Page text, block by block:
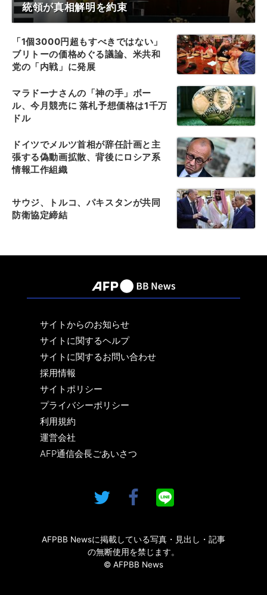
統領が真相解明を約束
「1個3000円超もすべきではない」
ブリトーの価格めぐる議論、米共和
党の「内戦」に発展
マラドーナさんの「神の手」ボー
ル、今月競売に 落札予想価格は1千万
ドル
ドイツでメルツ首相が辞任計画と主
張する偽動画拡散、背後にロシア系
情報工作組織
サウジ、トルコ、パキスタンが共同
防衛協定締結
サイトからのお知らせ
サイトに関するヘルプ
サイトに関するお問い合わせ
採用情報
サイトポリシー
プライバシーポリシー
利用規約
運営会社
AFP通信会長ごあいさつ
AFPBB Newsに掲載している写真・見出し・記事
の無断使用を禁じます。
© AFPBB News